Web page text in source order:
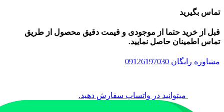
تماس بگیرید
قبل از خرید حتما از موجودی و قیمت دقیق محصول از طریق
تماس اطمینان حاصل نمایید.
مشاوره رایگان 09126197030
میتوانید در واتساپ سفارش دهید.